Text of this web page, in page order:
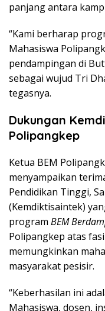
panjang antara
“Kami berharap
Mahasiswa
pendampingan di
sebagai wujud Tri
tegasnya.
Dukungan
Polipangkep
Ketua BEM
menyampaikan
Pendidikan Tinggi,
(Kemdiktisaintek)
program BEM
Polipangkep atas
memungkinkan
masyarakat pesisir.
“Keberhasilan ini
Mahasiswa, dosen,